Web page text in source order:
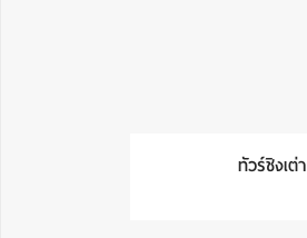
ทัวร์ชิงเต่า